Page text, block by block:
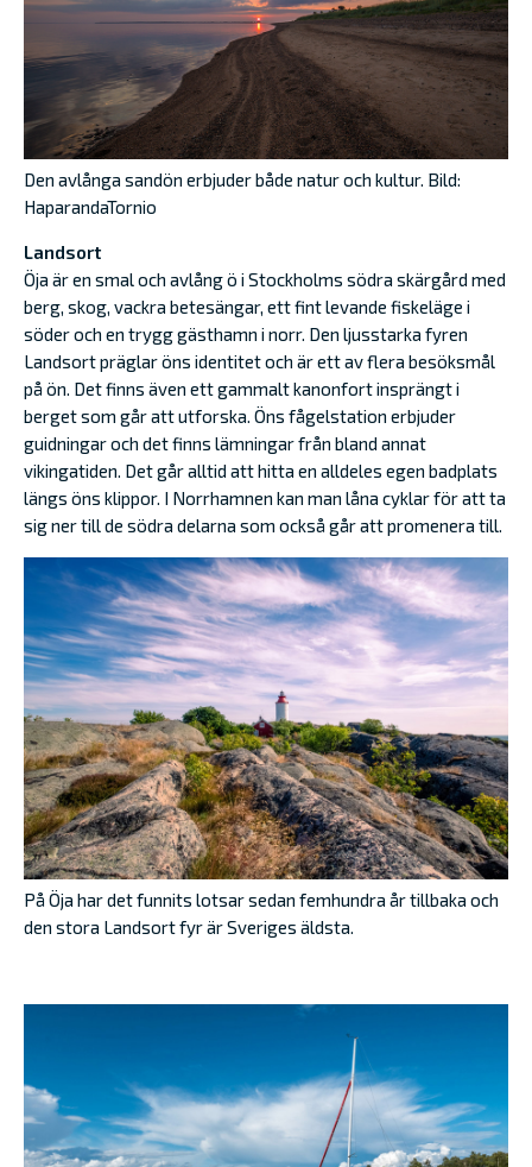
Den avlånga sandön erbjuder både natur och kultur. Bild:
HaparandaTornio
Landsort
Öja är en smal och avlång ö i Stockholms södra skärgård med
berg, skog, vackra betesängar, ett fint levande fiskeläge i
söder och en trygg gästhamn i norr. Den ljusstarka fyren
Landsort präglar öns identitet och är ett av flera besöksmål
på ön. Det finns även ett gammalt kanonfort insprängt i
berget som går att utforska. Öns fågelstation erbjuder
guidningar och det finns lämningar från bland annat
vikingatiden. Det går alltid att hitta en alldeles egen badplats
längs öns klippor. I Norrhamnen kan man låna cyklar för att ta
sig ner till de södra delarna som också går att promenera till.
På Öja har det funnits lotsar sedan femhundra år tillbaka och
den stora Landsort fyr är Sveriges äldsta.